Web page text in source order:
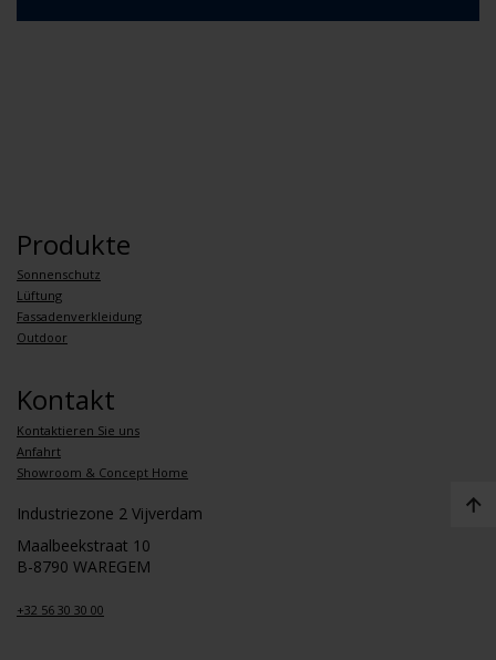
Produkte
Sonnenschutz
Lüftung
Fassadenverkleidung
Outdoor
Kontakt
Kontaktieren Sie uns
Anfahrt
Showroom & Concept Home
Industriezone 2 Vijverdam
Maalbeekstraat 10
B-8790 WAREGEM
+32 56 30 30 00